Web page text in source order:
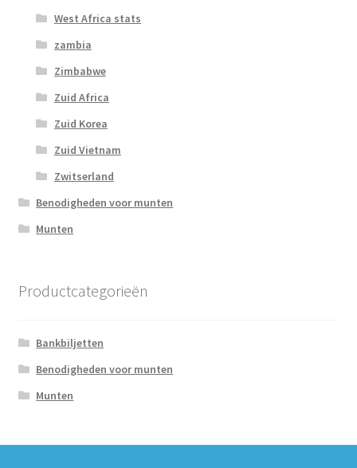
West Africa stats
zambia
Zimbabwe
Zuid Africa
Zuid Korea
Zuid Vietnam
Zwitserland
Benodigheden voor munten
Munten
Productcategorieën
Bankbiljetten
Benodigheden voor munten
Munten